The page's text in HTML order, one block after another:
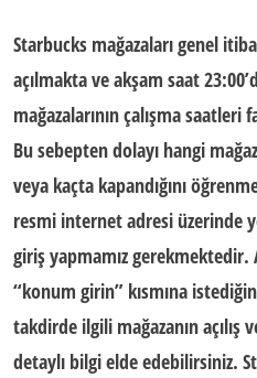
Starbucks mağazalarıgenel
açılmakta ve akşam saat
mağazalarınınçalışma saatleri
Bu sebepten dolayı hangi
veya kaçta kapandığını
resmi internet adresi üzerinde
giriş yapmamız
“konum girin” kısmına
takdirde ilgili mağazanın açılış
detaylı bilgi elde edebilirsiniz.